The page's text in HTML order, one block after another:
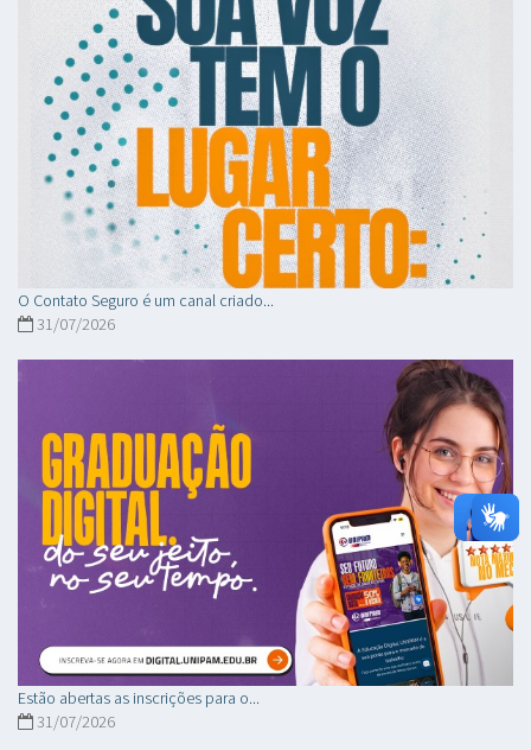
O Contato Seguro é um canal criado...
31/07/2026
Estão abertas as inscrições para o...
31/07/2026